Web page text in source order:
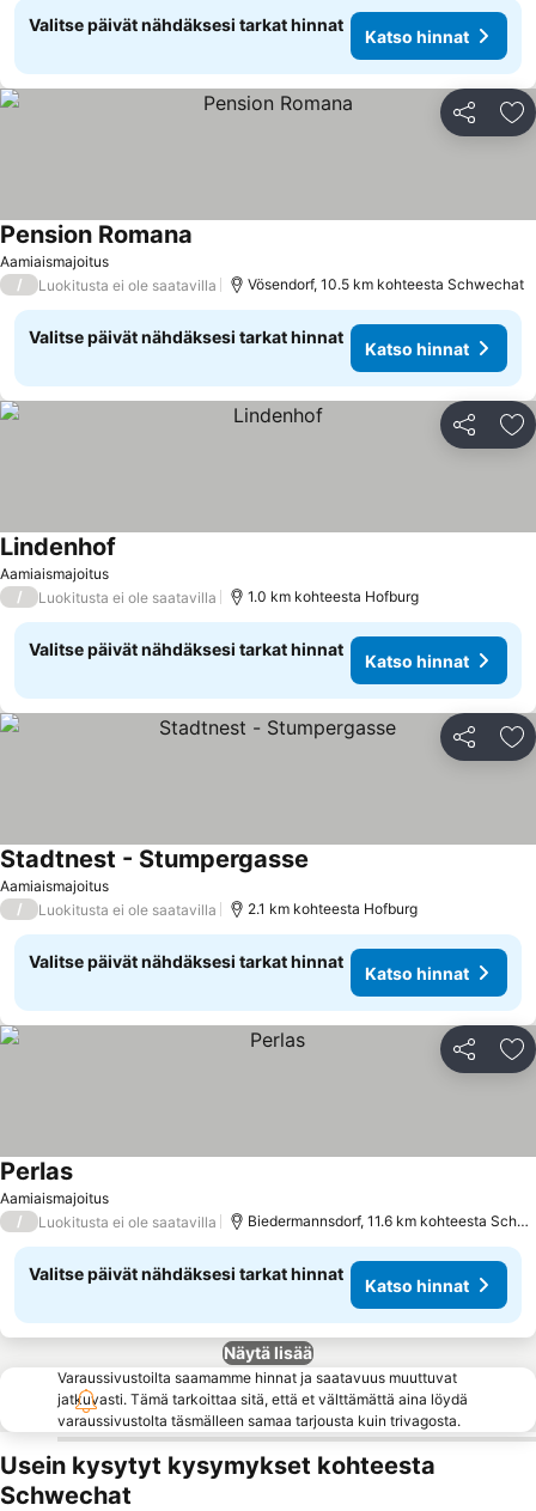
Valitse päivät nähdäksesi tarkat hinnat
Katso hinnat
Jaa
Aamiaismajoitus
Pension Romana
/ Luokitusta ei ole saatavilla Vösendorf, 10.5 km kohteesta Schwechat
Valitse päivät nähdäksesi tarkat hinnat
Katso hinnat
Jaa
Aamiaismajoitus
Lindenhof
/ Luokitusta ei ole saatavilla 1.0 km kohteesta Hofburg
Valitse päivät nähdäksesi tarkat hinnat
Katso hinnat
Jaa
Aamiaismajoitus
Stadtnest - Stumpergasse
/ Luokitusta ei ole saatavilla 2.1 km kohteesta Hofburg
Valitse päivät nähdäksesi tarkat hinnat
Katso hinnat
Jaa
Aamiaismajoitus
Perlas
/ Luokitusta ei ole saatavilla Biedermannsdorf, 11.6 km kohteesta Schwechat
Valitse päivät nähdäksesi tarkat hinnat
Katso hinnat
Näytä lisää
Varaussivustoilta saamamme hinnat ja saatavuus muuttuvat
jatkuvasti. Tämä tarkoittaa sitä, että et välttämättä aina löydä
varaussivustolta täsmälleen samaa tarjousta kuin trivagosta.
Usein kysytyt kysymykset kohteesta
Schwechat